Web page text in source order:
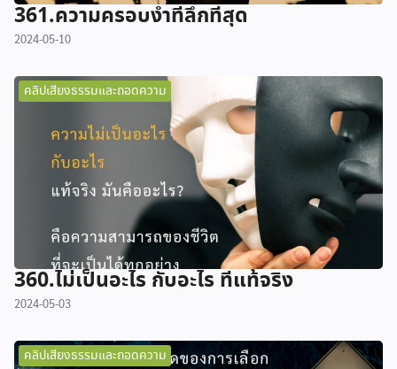
361.ความครอบงำที่ลึกที่สุด
2024-05-10
คลิปเสียงธรรมและถอดความ
360.ไม่เป็นอะไร กับอะไร ที่แท้จริง
2024-05-03
คลิปเสียงธรรมและถอดความ